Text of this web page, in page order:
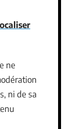
ne
ni de sa